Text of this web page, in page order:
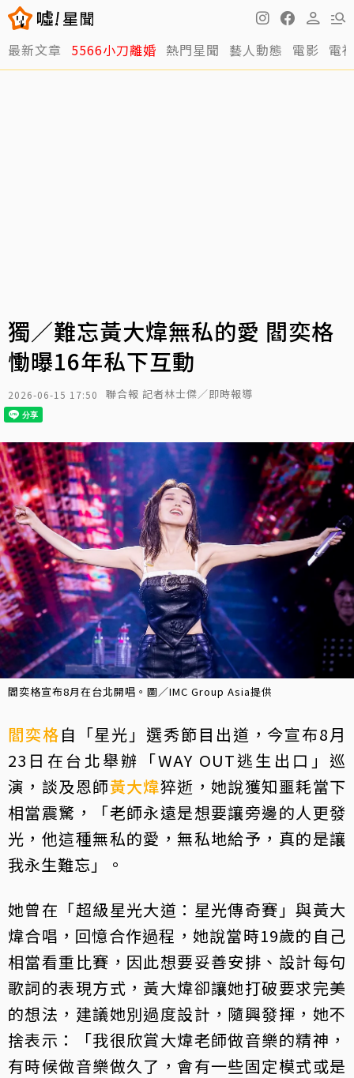
最新文章 5566小刀離婚 熱門星聞 藝人動態 電影 電
獨／難忘黃大煒無私的愛 閻奕格
慟曝16年私下互動
2026-06-15 17:50 聯合報 記者林士傑／即時報導
閻奕格宣布8月在台北開唱。圖／IMC Group Asia提供
閻奕格自「星光」選秀節目出道，今宣布8月
23日在台北舉辦「WAY OUT逃生出口」巡
演，談及恩師黃大煒猝逝，她說獲知噩耗當下
相當震驚，「老師永遠是想要讓旁邊的人更發
光，他這種無私的愛，無私地給予，真的是讓
我永生難忘」。
她曾在「超級星光大道：星光傳奇賽」與黃大
煒合唱，回憶合作過程，她說當時19歲的自己
相當看重比賽，因此想要妥善安排、設計每句
歌詞的表現方式，黃大煒卻讓她打破要求完美
的想法，建議她別過度設計，隨興發揮，她不
捨表示：「我很欣賞大煒老師做音樂的精神，
有時候做音樂做久了，會有一些固定模式或是